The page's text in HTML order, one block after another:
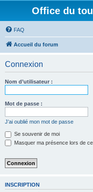
Office du
FAQ
Accueil du forum
Connexion
Nom d’utilisateur :
Mot de passe :
J’ai oublié mon mot de passe
Se souvenir de moi
Masquer ma présence lors de
INSCRIPTION